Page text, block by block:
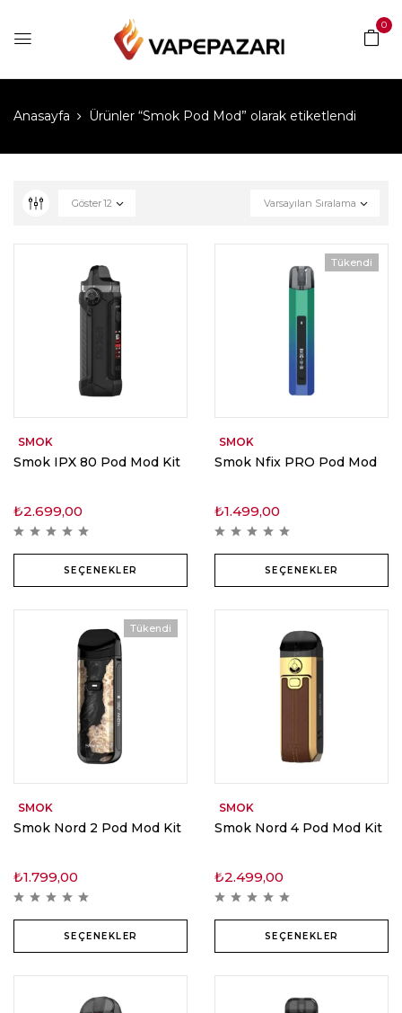
0
Anasayfa Ürünler “Smok Pod Mod” olarak etiketlendi
Varsayılan Sıralama
Göster12
SMOK
Smok IPX 80 Pod Mod Kit
₺2.699,00
SEÇENEKLER
Tükendi
SMOK
Smok Nfix PRO Pod Mod
₺1.499,00
SEÇENEKLER
Tükendi
SMOK
Smok Nord 2 Pod Mod Kit
₺1.799,00
SEÇENEKLER
SMOK
Smok Nord 4 Pod Mod Kit
₺2.499,00
SEÇENEKLER